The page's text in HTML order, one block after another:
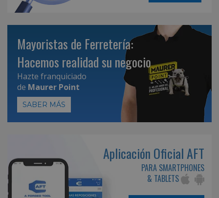
Mayoristas de Ferretería:
Hacemos realidad su negocio
Hazte franquiciado
de Maurer Point
SABER MÁS
Aplicación Oficial AFT
PARA SMARTPHONES
& TABLETS